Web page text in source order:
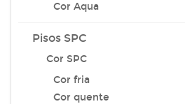
Cor Aqua
Pisos SPC
Cor SPC
Cor fria
Cor quente